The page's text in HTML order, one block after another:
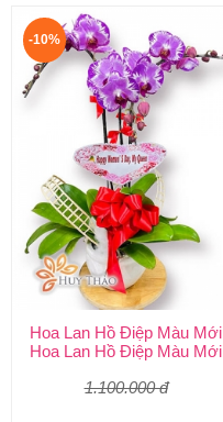
-10%
Hoa Lan Hồ Điệp Màu Mới
Hoa Lan Hồ Điệp Màu Mới
1.100.000 đ